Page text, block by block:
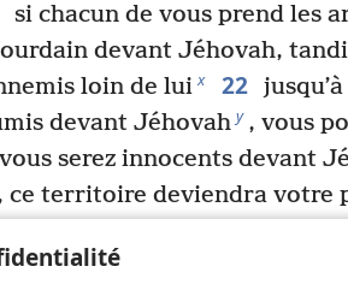
si chacun de vous prend les
devant Jéhovah,
loin de lui x 22
devant Jéhovah y , vous
serez innocents devant
ce territoire deviendra votre
a 23
contre Jéhovah. Dans ce